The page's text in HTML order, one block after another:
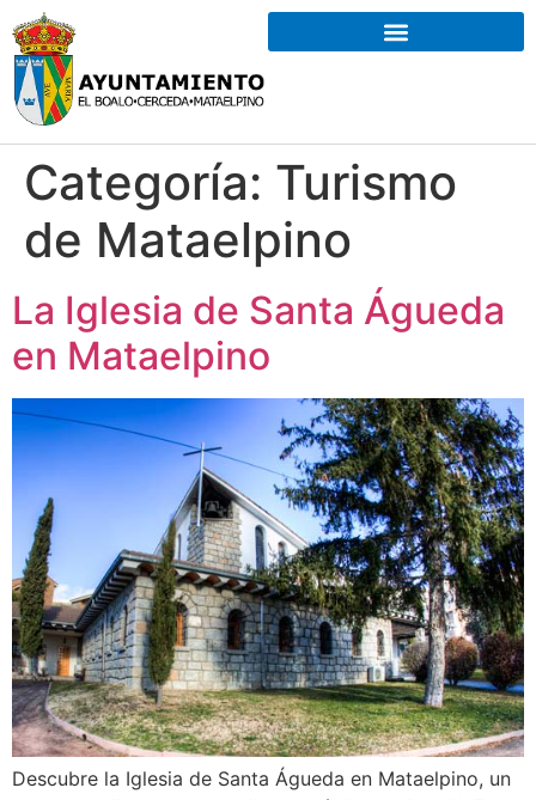
Categoría: Turismo
de Mataelpino
La Iglesia de Santa Águeda
en Mataelpino
Descubre la Iglesia de Santa Águeda en Mataelpino, un